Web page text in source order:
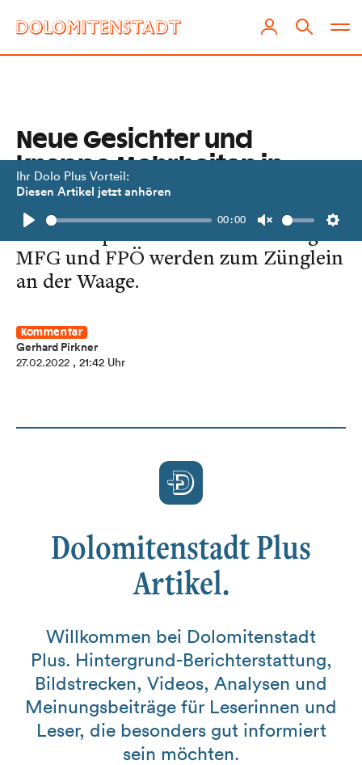
Ihr Dolo Plus Vorteil:
Diesen Artikel jetzt anhören
Play
00:00
Unmute
Neue Gesichter und
knappe Mehrheiten in
Lienz
Das Stadtparlament wird lebendiger.
MFG und FPÖ werden zum Zünglein
an der Waage.
Kommentar
Gerhard Pirkner
27.02.2022 , 21:42 Uhr
Dolomitenstadt Plus
Artikel.
Willkommen bei Dolomitenstadt
Plus. Hintergrund-Berichterstattung,
Bildstrecken, Videos, Analysen und
Meinungsbeiträge für Leserinnen und
Leser, die besonders gut informiert
sein möchten.